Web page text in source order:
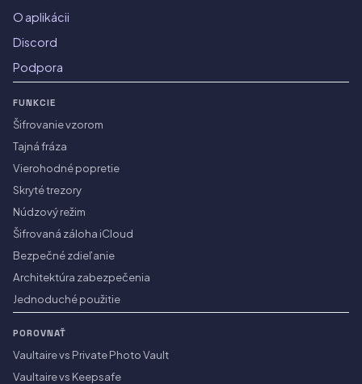
O aplikácii
Discord
Podpora
FUNKCIE
Šifrovanie vzorom
Tajná fráza
Vierohodné popretie
Skryté trezory
Núdzový režim
Šifrovaná záloha iCloud
Bezpečné zdieľanie
Architektúra zabezpečenia
Jednoduché použitie
POROVNAŤ
Vaultaire vs Private Photo Vault
Vaultaire vs Keepsafe